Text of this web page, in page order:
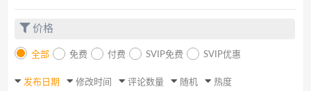
价格
全部 免费 付费 SVIP免费 SVIP优惠
发布日期 修改时间 评论数量 随机 热度